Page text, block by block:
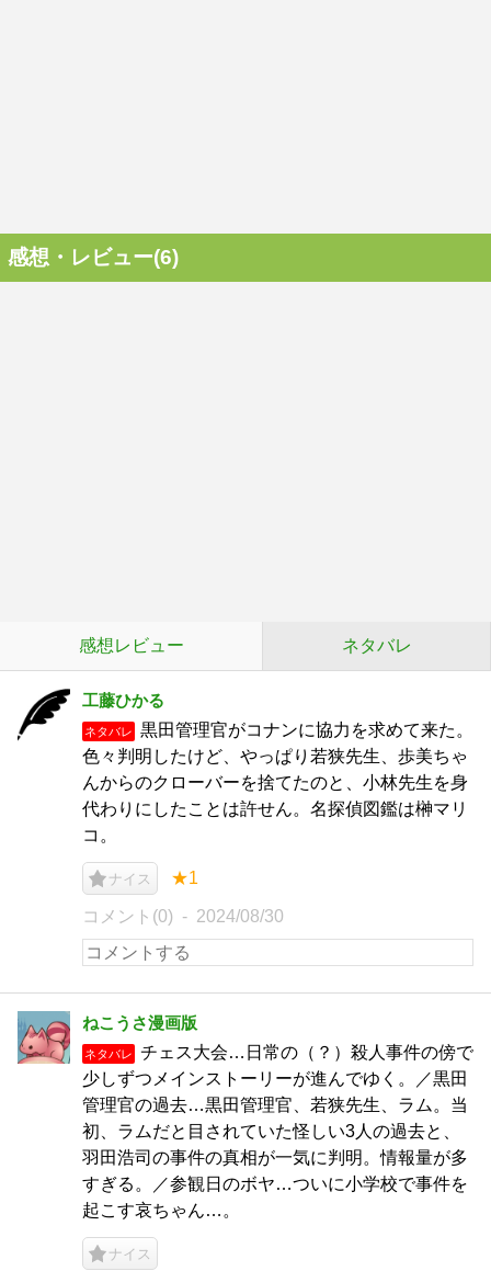
感想・レビュー(6)
感想レビュー ネタバレ
工藤ひかる
ネタバレ
黒田管理官がコナンに協力を求めて来た。
色々判明したけど、やっぱり若狭先生、歩美ちゃ
んからのクローバーを捨てたのと、小林先生を身
代わりにしたことは許せん。名探偵図鑑は榊マリ
コ。
ナイス ★1
コメント(0) 2024/08/30
ねこうさ漫画版
ネタバレ
チェス大会…日常の（？）殺人事件の傍で
少しずつメインストーリーが進んでゆく。／黒田
管理官の過去…黒田管理官、若狭先生、ラム。当
初、ラムだと目されていた怪しい3人の過去と、
羽田浩司の事件の真相が一気に判明。情報量が多
すぎる。／参観日のボヤ…ついに小学校で事件を
起こす哀ちゃん…。
ナイス